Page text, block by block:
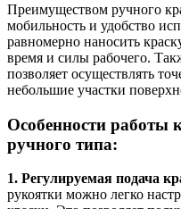
Преимуществом ручного
мобильность и удобство
равномерно наносить
время и силы рабочего.
позволяет осуществлять
небольшие участки
Особенности работы
ручного типа:
1. Регулируемая подача
рукоятки можно легко